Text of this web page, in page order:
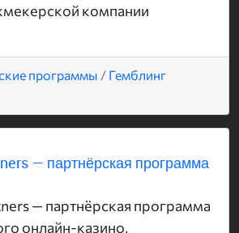
компании
программы / Гемблинг
— партнёрская программа
— партнёрская программа
онлайн-казино,